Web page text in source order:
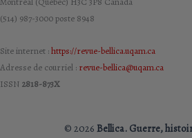
(514) 987-3000 poste 8948
Site internet :https://revue-bellica.uqam.ca
Adresse de courriel : revue-bellica@uqam.ca
ISSN 2818-873X
© 2026 Bellica. Guerre,